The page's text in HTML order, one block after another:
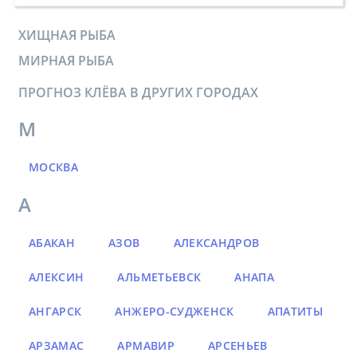
ХИЩНАЯ РЫБА
МИРНАЯ РЫБА
ПРОГНОЗ КЛЁВА В ДРУГИХ ГОРОДАХ
М
МОСКВА
А
АБАКАН АЗОВ АЛЕКСАНДРОВ
АЛЕКСИН АЛЬМЕТЬЕВСК АНАПА
АНГАРСК АНЖЕРО-СУДЖЕНСК АПАТИТЫ
АРЗАМАС АРМАВИР АРСЕНЬЕВ